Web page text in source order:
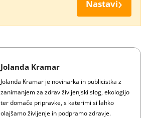
Nastavi
Jolanda Kramar
Jolanda Kramar je novinarka in publicistka z
zanimanjem za zdrav življenjski slog, ekologijo
ter domače pripravke, s katerimi si lahko
olajšamo življenje in podpramo zdravje.